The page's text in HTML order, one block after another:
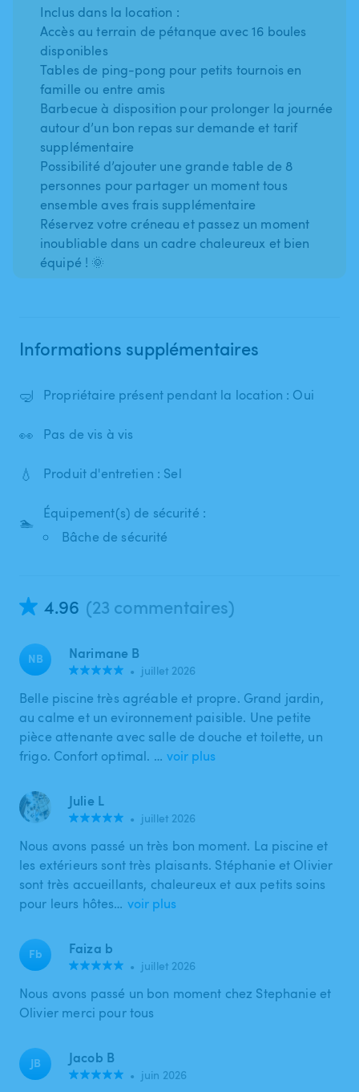
Inclus dans la location :
Accès au terrain de pétanque avec 16 boules
disponibles
Tables de ping-pong pour petits tournois en
famille ou entre amis
Barbecue à disposition pour prolonger la journée
autour d’un bon repas sur demande et tarif
supplémentaire
Possibilité d’ajouter une grande table de 8
personnes pour partager un moment tous
ensemble aves frais supplémentaire
Réservez votre créneau et passez un moment
inoubliable dans un cadre chaleureux et bien
équipé ! 🌞
Informations supplémentaires
🤿 Propriétaire présent pendant la location : Oui
👀 Pas de vis à vis
💧 Produit d'entretien : Sel
🏊
Équipement(s) de sécurité :
Bâche de sécurité
4.96 (23 commentaires)
NB Narimane B
• juillet 2026
Belle piscine très agréable et propre. Grand jardin,
au calme et un evironnement paisible. Une petite
pièce attenante avec salle de douche et toilette, un
frigo. Confort optimal. … voir plus
Julie L
• juillet 2026
Nous avons passé un très bon moment. La piscine et
les extérieurs sont très plaisants. Stéphanie et Olivier
sont très accueillants, chaleureux et aux petits soins
pour leurs hôtes… voir plus
Fb Faiza b
• juillet 2026
Nous avons passé un bon moment chez Stephanie et
Olivier merci pour tous
JB Jacob B
• juin 2026